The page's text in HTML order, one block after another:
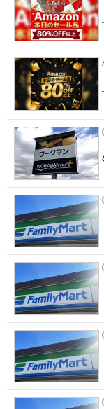
エレクトロニク
電子設計の基本と
エネルギーの専
建設×テクノロジ
ちょっと気にな